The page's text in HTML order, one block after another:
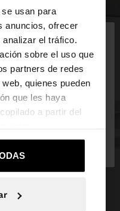
usan para
anuncios, ofrecer
el tráfico.
sobre el uso que
partners de redes
quienes pueden
que les haya
a partir del
España. ¿Quieres ir a